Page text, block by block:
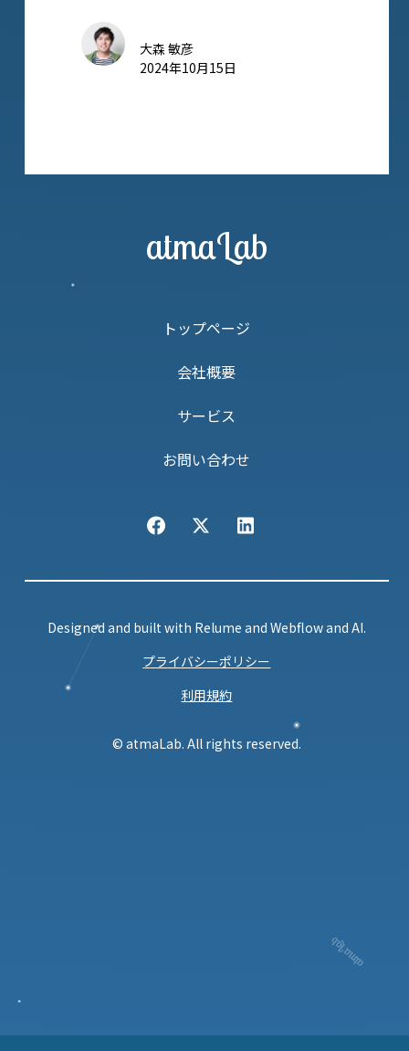
大森 敏彦
2024年10月15日
atmaLab
トップページ
会社概要
サービス
お問い合わせ
Designed and built with Relume and Webflow and AI.
© atmaLab. All rights reserved.
プライバシーポリシー
利用規約